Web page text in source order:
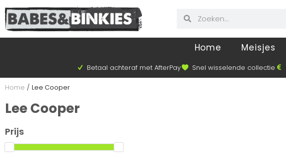
Home Meisjes
Betaal achteraf met AfterPay Snel wisselende collectie
Home / Lee Cooper
Lee Cooper
Prijs